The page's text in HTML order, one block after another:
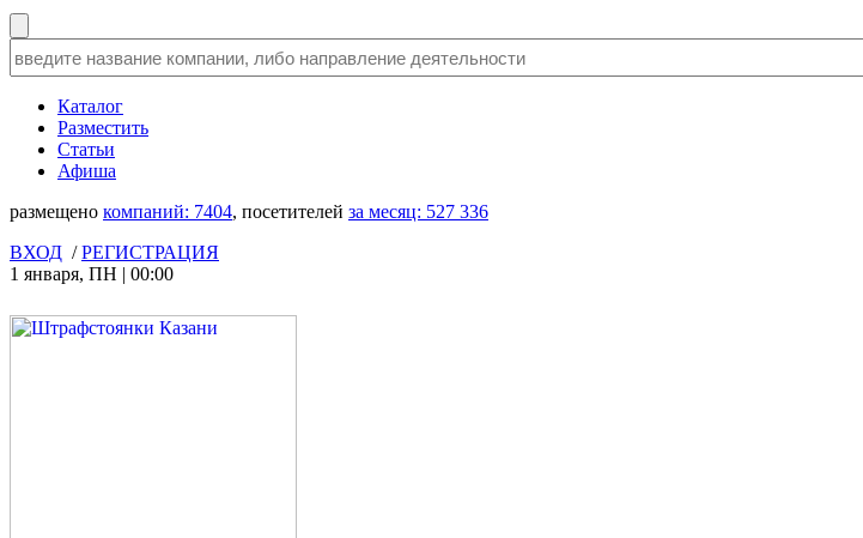
Каталог
Разместить
Статьи
Афиша
размещено компаний: 7404, посетителей за месяц: 527 336
ВХОД /РЕГИСТРАЦИЯ
1 января, ПН | 00:00